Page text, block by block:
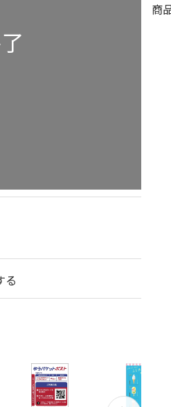
る
商